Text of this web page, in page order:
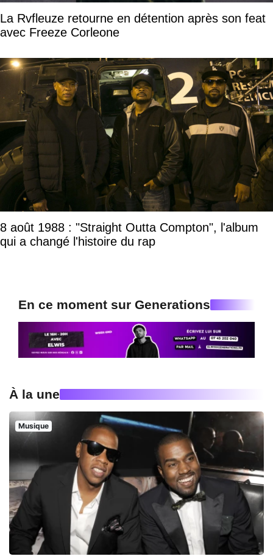
La Rvfleuze retourne en détention après son feat
avec Freeze Corleone
8 août 1988 : "Straight Outta Compton", l'album
qui a changé l'histoire du rap
En ce moment sur Generations
À la une
Musique